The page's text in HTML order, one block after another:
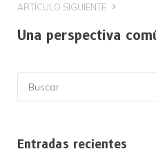
ARTÍCULO SIGUIENTE
Una perspectiva
Entradas recientes